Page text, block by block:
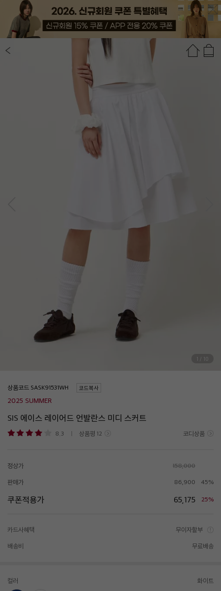
상품정보 추천상품
1 / 10
상품코드 코드복사
2025 SUMMER
SIS 에이스 레이어드 언발란스 미디 스커트
8.3 상품평 12 코디상품
정상가 158,000
판매가 86,900 45%
쿠폰적용가 65,175 25%
카드사혜택 무이자할부
배송비 무료배송
컬러 화이트